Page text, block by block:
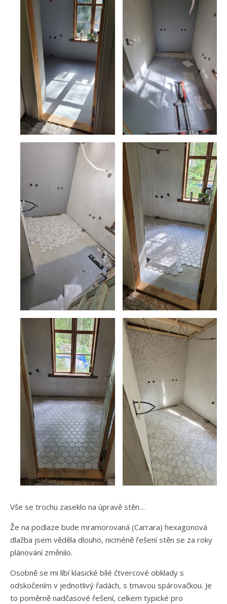
Vše se trochu zaseklo na úpravě stěn…
Že na podlaze bude mramorovaná (Carrara) hexagonová
dlažba jsem věděla dlouho, nicméně řešení stěn se za roky
plánování změnilo.
Osobně se mi líbí klasické bílé čtvercové obklady s
odskočením v jednotlivý řadách, s tmavou spárovačkou. Je
to poměrně nadčasové řešení, celkem typické pro